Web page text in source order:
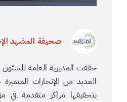
صحيفة المشهد
حققت المديرية العامة
بتحقيقها مراكز متقدمة في